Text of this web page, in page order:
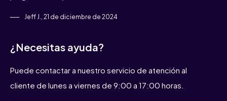
Jeff J., 21 de diciembre de 2024
¿Necesitas ayuda?
Puede contactar a nuestro servicio de atención al
cliente de lunes a viernes de 9:00 a 17:00 horas.